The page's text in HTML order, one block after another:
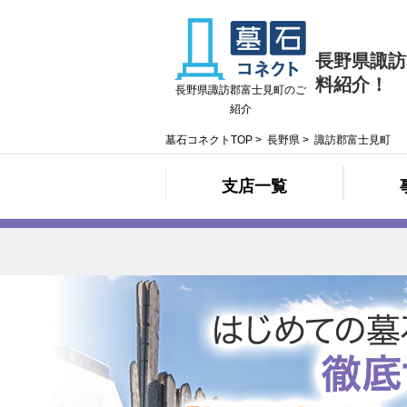
長野県諏
料紹介！
長野県諏訪郡富士見町のご
紹介
墓石コネクトTOP > 長野県 > 諏訪郡富士見町
支店一覧